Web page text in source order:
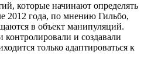
которые начинают определять
2012 года, по мнению Гильбо,
в объект манипуляций.
и создавали
только адаптироваться к